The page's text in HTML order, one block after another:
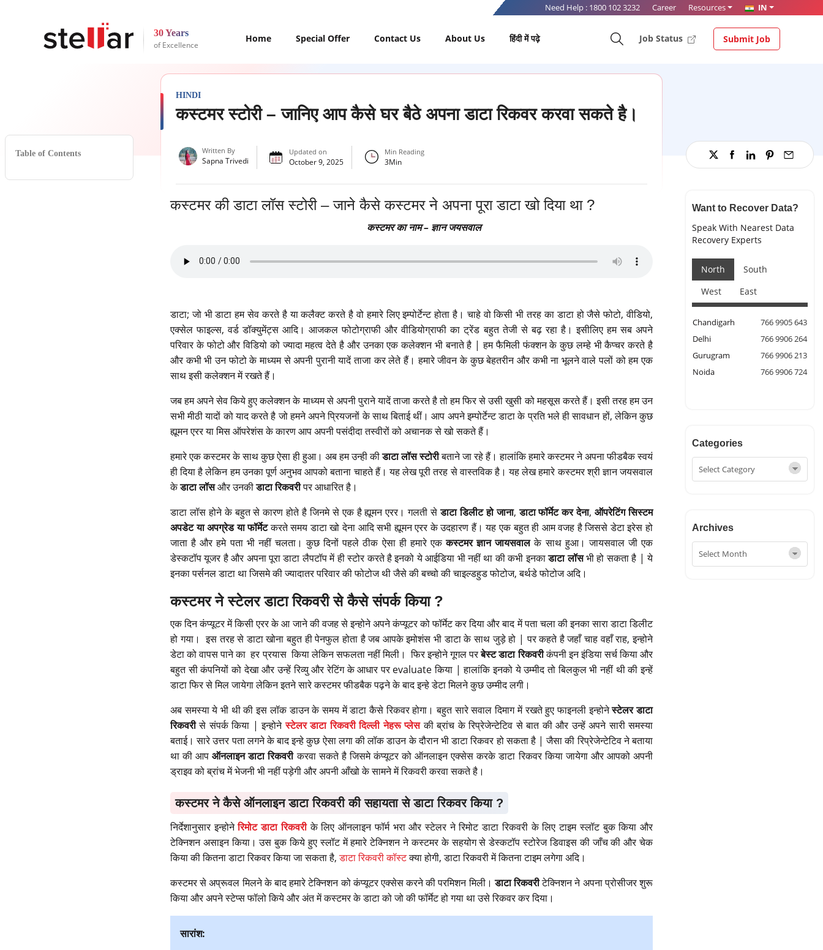
Need Help : 1800 102 3232 Career Resources IN
30 Years
of Excellence
Home Special Offer Contact Us About Us हिंदी में पढ़े Job Status Submit Job
Table of Contents
HINDI
कस्टमर स्टोरी – जानिए आप कैसे घर बैठे अपना डाटा रिकवर करवा सकते है।
Written By
Sapna Trivedi
Updated on
October 9, 2025
Min Reading
3Min
कस्टमर की डाटा लॉस स्टोरी – जाने कैसे कस्टमर ने अपना पूरा डाटा खो दिया था ?
कस्टमर का नाम – ज्ञान जयसवाल
डाटा; जो भी डाटा हम सेव करते है या कलैक्ट करते है वो हमारे लिए इम्पोर्टेन्ट होता है। चाहे वो किसी भी तरह का डाटा हो जैसे फोटो, वीडियो,
एक्सेल फाइल्स, वर्ड डॉक्युमेंट्स आदि। आजकल फोटोग्राफी और वीडियोग्राफी का ट्रेंड बहुत तेजी से बढ़ रहा है। इसीलिए हम सब अपने
परिवार के फोटो और विडियो को ज्यादा महत्व देते है और उनका एक कलेक्शन भी बनाते है | हम फैमिली फंक्शन के कुछ लम्हे भी कैप्चर करते है
और कभी भी उन फोटो के माध्यम से अपनी पुरानी यादें ताजा कर लेते हैं। हमारे जीवन के कुछ बेहतरीन और कभी ना भूलने वाले पलों को हम एक
साथ इसी कलेक्शन में रखते हैं।
जब हम अपने सेव किये हुए कलेक्शन के माध्यम से अपनी पुराने यादें ताजा करते है तो हम फिर से उसी खुसी को महसूस करते हैं। इसी तरह हम उन
सभी मीठी यादों को याद करते है जो हमने अपने प्रियजनों के साथ बिताई थीं। आप अपने इम्पोर्टेन्ट डाटा के प्रति भले ही सावधान हों, लेकिन कुछ
ह्यूमन एरर या मिस ऑपरेशंस के कारण आप अपनी पसंदीदा तस्वीरों को अचानक से खो सकते हैं।
हमारे एक कस्टमर के साथ कुछ ऐसा ही हुआ। अब हम उन्ही कीडाटा लॉस स्टोरीबताने जा रहे हैं। हालांकि हमारे कस्टमर ने अपना फीडबैक स्वयं
ही दिया है लेकिन हम उनका पूर्ण अनुभव आपको बताना चाहते हैं। यह लेख पूरी तरह से वास्तविक है। यह लेख हमारे कस्टमर श्री ज्ञान जयसवाल
केडाटा लॉसऔर उनकीडाटा रिकवरीपर आधारित है।
डाटा लॉस होने के बहुत से कारण होते है जिनमे से एक है ह्यूमन एरर। गलती सेडाटा डिलीट हो जाना,डाटा फॉर्मेट कर देना,ऑपरेटिंग सिस्टम
अपडेट या अपग्रेड या फॉर्मेटकरते समय डाटा खो देना आदि सभी ह्यूमन एरर के उदहारण हैं। यह एक बहुत ही आम वजह है जिससे डेटा इरेस हो
जाता है और हमे पता भी नहीं चलता। कुछ दिनों पहले ठीक ऐसा ही हमारे एककस्टमर ज्ञान जायसवालके साथ हुआ। जायसवाल जी एक
डेस्कटॉप यूजर है और अपना पूरा डाटा लैपटॉप में ही स्टोर करते है इनको ये आईडिया भी नहीं था की कभी इनकाडाटा लॉसभी हो सकता है | ये
इनका पर्सनल डाटा था जिसमे की ज्यादातर परिवार की फोटोज थी जैसे की बच्चो की चाइल्डहुड फोटोज, बर्थडे फोटोज अदि।
कस्टमर ने स्टेलर डाटा रिकवरी से कैसे संपर्क किया ?
एक दिन कंप्यूटर में किसी एरर के आ जाने की वजह से इन्होने अपने कंप्यूटर को फॉर्मेट कर दिया और बाद में पता चला की इनका सारा डाटा डिलीट
हो गया। इस तरह से डाटा खोना बहुत ही पेनफुल होता है जब आपके इमोशंस भी डाटा के साथ जुड़े हो | पर कहते है जहाँ चाह वहाँ राह, इन्होने
डेटा को वापस पाने का हर प्रयास किया लेकिन सफलता नहीं मिली। फिर इन्होने गूगल परबेस्ट डाटा रिकवरीकंपनी इन इंडिया सर्च किया और
बहुत सी कंपनियों को देखा और उन्हें रिव्यु और रेटिंग के आधार पर evaluate किया | हालांकि इनको ये उम्मीद तो बिलकुल भी नहीं थी की इन्हें
डाटा फिर से मिल जायेगा लेकिन इतने सारे कस्टमर फीडबैक पढ़ने के बाद इन्हे डेटा मिलने कुछ उम्मीद लगी।
अब समस्या ये भी थी की इस लॉक डाउन के समय में डाटा कैसे रिकवर होगा। बहुत सारे सवाल दिमाग में रखते हुए फाइनली इन्होनेस्टेलर डाटा
रिकवरीसे संपर्क किया | इन्होनेस्टेलर डाटा रिकवरी दिल्ली नेहरू प्लेसकी ब्रांच के रिप्रेजेन्टेटिव से बात की और उन्हें अपने सारी समस्या
बताई। सारे उत्तर पता लगने के बाद इन्हे कुछ ऐसा लगा की लॉक डाउन के दौरान भी डाटा रिकवर हो सकता है | जैसा की रिप्रेजेन्टेटिव ने बताया
था की आपऑनलाइन डाटा रिकवरीकरवा सकते है जिसमे कंप्यूटर को ऑनलाइन एक्सेस करके डाटा रिकवर किया जायेगा और आपको अपनी
ड्राइव को ब्रांच में भेजनी भी नहीं पड़ेगी और अपनी आँखो के सामने में रिकवरी करवा सकते है।
कस्टमर ने कैसे ऑनलाइन डाटा रिकवरी की सहायता से डाटा रिकवर किया ?
निर्देशानुसार इन्होनेरिमोट डाटा रिकवरीके लिए ऑनलाइन फॉर्म भरा और स्टेलर ने रिमोट डाटा रिकवरी के लिए टाइम स्लॉट बुक किया और
टेक्निशन असाइन किया। उस बुक किये हुए स्लॉट में हमारे टेक्निशन ने कस्टमर के सहयोग से डेस्कटॉप स्टोरेज डिवाइस की जाँच की और चेक
किया की कितना डाटा रिकवर किया जा सकता है,डाटा रिकवरी कॉस्टक्या होगी, डाटा रिकवरी में कितना टाइम लगेगा अदि।
कस्टमर से अप्रूवल मिलने के बाद हमारे टेक्निशन को कंप्यूटर एक्सेस करने की परमिशन मिली।डाटा रिकवरीटेक्निशन ने अपना प्रोसीजर शुरू
किया और अपने स्टेप्स फॉलो किये और अंत में कस्टमर के डाटा को जो की फॉर्मेट हो गया था उसे रिकवर कर दिया।
सारांश:
Want to Recover Data?
Speak With Nearest Data
Recovery Experts
North
South
West
East
Chandigarh
766 9905 643
Delhi
766 9906 264
Gurugram
766 9906 213
Noida
766 9906 724
Categories
Archives